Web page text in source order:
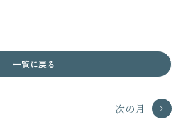
一覧に戻る
次の月